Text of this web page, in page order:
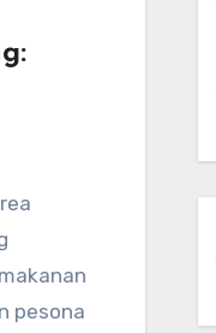
pesona